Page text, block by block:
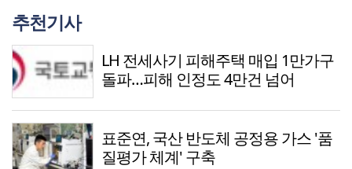
추천기사
LH 전세사기 피해주택 매입 1만가구
돌파…피해 인정도 4만건 넘어
표준연, 국산 반도체 공정용 가스 '품
질평가 체계' 구축